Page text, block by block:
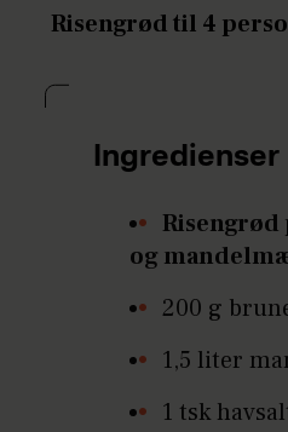
Risengrød til 4
Ingredienser
og
200 g
1,5 liter
1 tsk